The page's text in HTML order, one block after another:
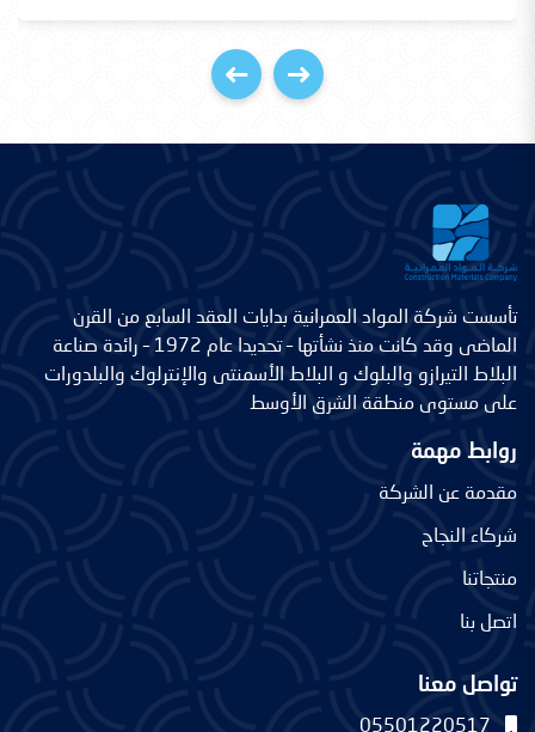
تأسست شركة المواد العمرانية بدايات العقد السابع من القرن
الماضى وقد كانت منذ نشأتها – تحديدا عام 1972 – رائدة صناعة
البلاط التيرازو والبلوك و البلاط الأسمنتى والإنترلوك والبلدورات
على مستوى منطقة الشرق الأوسط
روابط مهمة
مقدمة عن الشركة
شركاء النجاح
منتجاتنا
اتصل بنا
تواصل معنا
05501220517